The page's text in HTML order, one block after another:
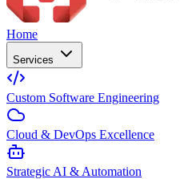
Home
Services
Custom Software Engineering
Cloud & DevOps Excellence
Strategic AI & Automation